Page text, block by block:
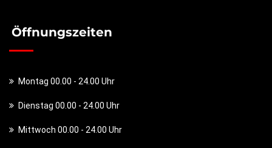
Öffnungszeiten
Montag 00.00 - 24.00 Uhr
Dienstag 00.00 - 24.00 Uhr
Mittwoch 00.00 - 24.00 Uhr